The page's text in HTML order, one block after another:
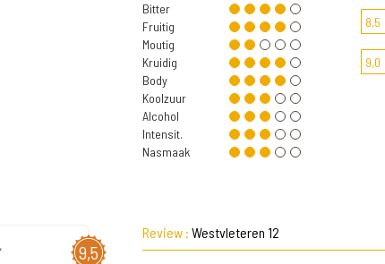
Bitter
Fruitig
Moutig
Kruidig
Body
Koolzuur
Alcohol
Intensit.
Nasmaak
8,5
9,0
9,5
Review : Westvleteren 12